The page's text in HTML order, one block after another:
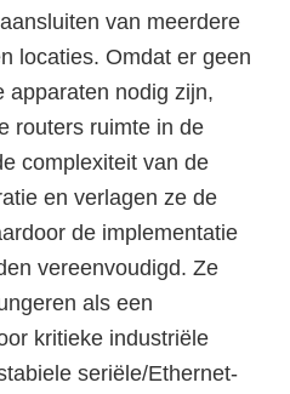
van meerdere
locaties. Omdat er geen
apparaten nodig zijn,
routers ruimte in de
complexiteit van de
en verlagen ze de
de implementatie
vereenvoudigd. Ze
als een
kritieke industriële
seriële/Ethernet-